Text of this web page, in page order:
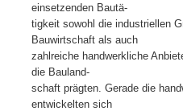
einsetzenden Bautä-
tigkeit sowohl die industriellen
Bauwirtschaft als auch
zahlreiche handwerkliche
die Bauland-
schaft prägten. Gerade die
entwickelten sich